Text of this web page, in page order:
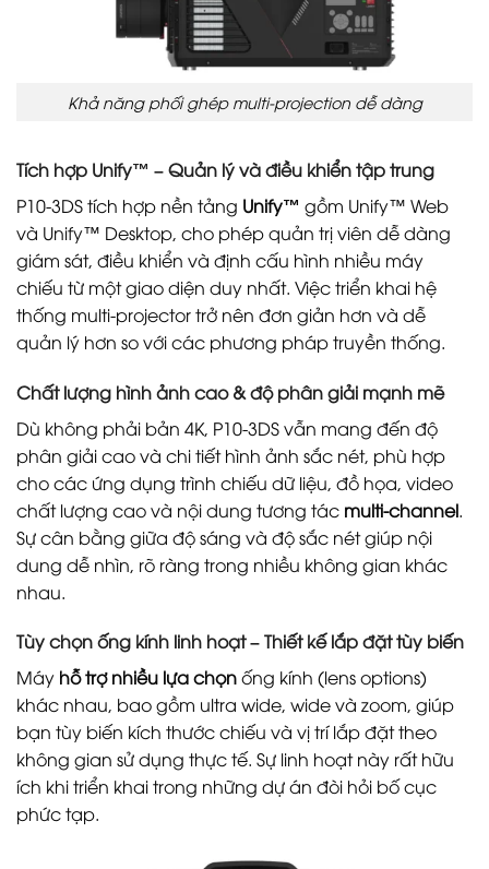
Khả năng phối ghép multi-projection dễ dàng
Tích hợp Unify™ – Quản lý và điều khiển tập trung
P10-3DS tích hợp nền tảng Unify™ gồm Unify™ Web
và Unify™ Desktop, cho phép quản trị viên dễ dàng
giám sát, điều khiển và định cấu hình nhiều máy
chiếu từ một giao diện duy nhất. Việc triển khai hệ
thống multi-projector trở nên đơn giản hơn và dễ
quản lý hơn so với các phương pháp truyền thống.
Chất lượng hình ảnh cao & độ phân giải mạnh mẽ
Dù không phải bản 4K, P10-3DS vẫn mang đến độ
phân giải cao và chi tiết hình ảnh sắc nét, phù hợp
cho các ứng dụng trình chiếu dữ liệu, đồ họa, video
chất lượng cao và nội dung tương tác multi-channel.
Sự cân bằng giữa độ sáng và độ sắc nét giúp nội
dung dễ nhìn, rõ ràng trong nhiều không gian khác
nhau.
Tùy chọn ống kính linh hoạt – Thiết kế lắp đặt tùy biến
Máy hỗ trợ nhiều lựa chọnống kính (lens options)
khác nhau, bao gồm ultra wide, wide và zoom, giúp
bạn tùy biến kích thước chiếu và vị trí lắp đặt theo
không gian sử dụng thực tế. Sự linh hoạt này rất hữu
ích khi triển khai trong những dự án đòi hỏi bố cục
phức tạp.